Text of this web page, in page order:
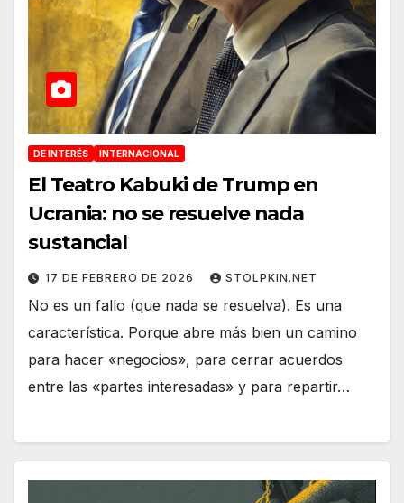
DE INTERÉS INTERNACIONAL
El Teatro Kabuki de Trump en
Ucrania: no se resuelve nada
sustancial
17 DE FEBRERO DE 2026 STOLPKIN.NET
No es un fallo (que nada se resuelva). Es una
característica. Porque abre más bien un camino
para hacer «negocios», para cerrar acuerdos
entre las «partes interesadas» y para repartir…